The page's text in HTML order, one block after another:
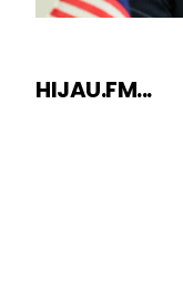
HIJAU.FM...